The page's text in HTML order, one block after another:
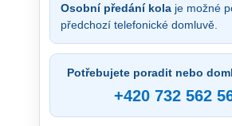
Osobní předání kola je možné
předchozí telefonické domluvě.
Potřebujete poradit nebo
+420 732 562